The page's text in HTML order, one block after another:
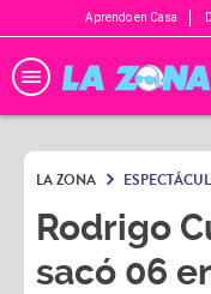
Aprendo en Casa
LA ZONA
Rodrigo
sacó 06